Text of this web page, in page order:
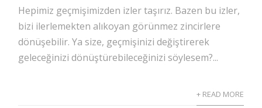
Hepimiz geçmişimizden izler taşırız. Bazen bu izler,
bizi ilerlemekten alıkoyan görünmez zincirlere
dönüşebilir. Ya size, geçmişinizi değiştirerek
geleceğinizi dönüştürebileceğinizi söylesem?...
+ READ MORE